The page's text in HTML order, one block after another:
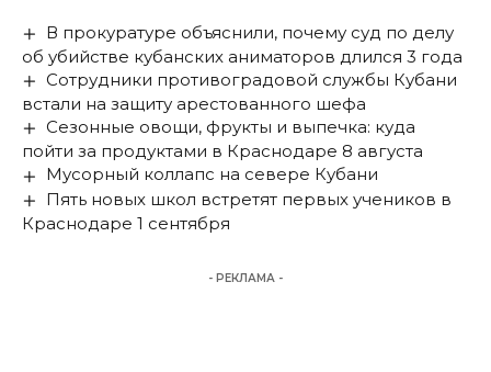
В прокуратуре объяснили, почему суд по делу
об убийстве кубанских аниматоров длился 3 года
Сотрудники противоградовой службы Кубани
встали на защиту арестованного шефа
Сезонные овощи, фрукты и выпечка: куда
пойти за продуктами в Краснодаре 8 августа
Мусорный коллапс на севере Кубани
Пять новых школ встретят первых учеников в
Краснодаре 1 сентября
- РЕКЛАМА -